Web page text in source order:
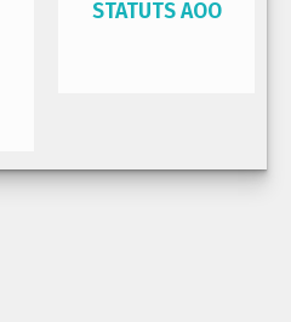
STATUTS AOO